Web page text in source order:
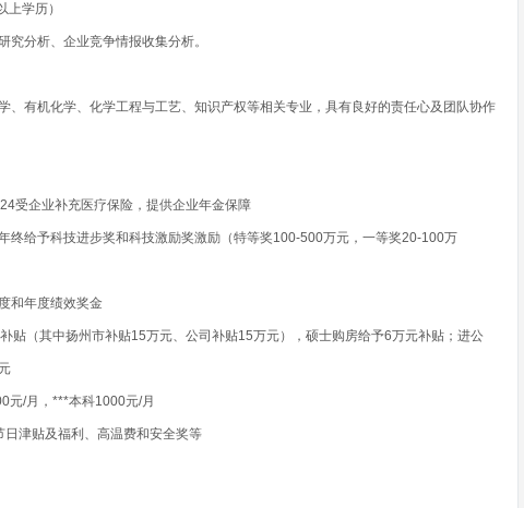
学历）
分析、企业竞争情报收集分析。
、有机化学、化学工程与工艺、知识产权等相关专业，具有良好的责任心及团队协作
受企业补充医疗保险，提供企业年金保障
终给予科技进步奖和科技激励奖激励（特等奖100-500万元，一等奖20-100万
和年度绩效奖金
贴（其中扬州市补贴15万元、公司补贴15万元），硕士购房给予6万元补贴；进公
元/月，***本科1000元/月
津贴及福利、高温费和安全奖等